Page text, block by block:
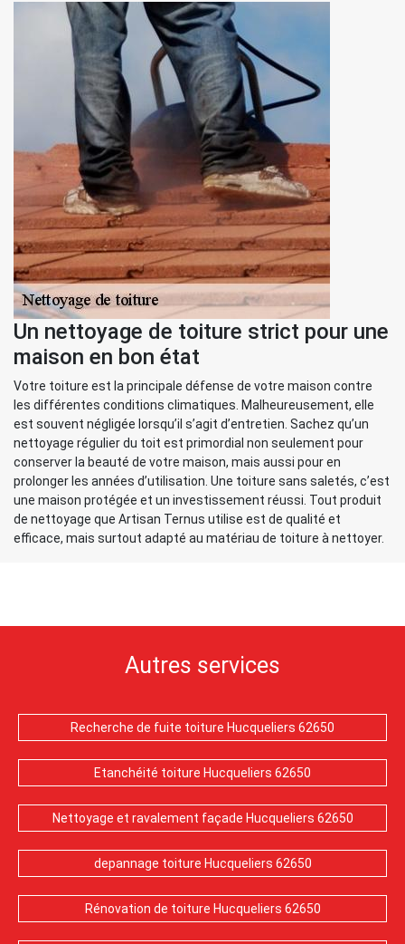
Un nettoyage de toiture strict pour une
maison en bon état
Votre toiture est la principale défense de votre maison contre
les différentes conditions climatiques. Malheureusement, elle
est souvent négligée lorsqu’il s’agit d’entretien. Sachez qu’un
nettoyage régulier du toit est primordial non seulement pour
conserver la beauté de votre maison, mais aussi pour en
prolonger les années d’utilisation. Une toiture sans saletés, c’est
une maison protégée et un investissement réussi. Tout produit
de nettoyage que Artisan Ternus utilise est de qualité et
efficace, mais surtout adapté au matériau de toiture à nettoyer.
Autres services
Recherche de fuite toiture Hucqueliers 62650
Etanchéité toiture Hucqueliers 62650
Nettoyage et ravalement façade Hucqueliers 62650
depannage toiture Hucqueliers 62650
Rénovation de toiture Hucqueliers 62650